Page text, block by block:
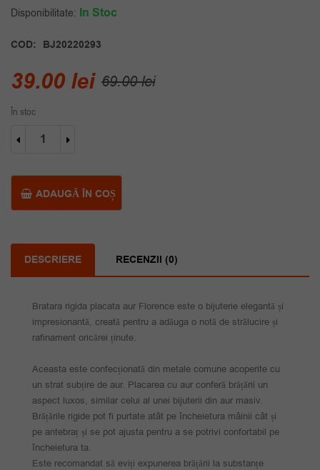
Disponibilitate: In Stoc
COD: BJ20220293
69.00leiPrețul
39.00 lei
Prețul
În stoc
Cantitate
Bratara
Florence
ADAUGĂ ÎN COȘ
DESCRIERE RECENZII (0)
Bratara rigida placata aur Florence este o bijuterie elegantă și
impresionantă, creată pentru a adăuga o notă de strălucire și
rafinament oricărei ținute.
Aceasta este confecționată din metale comune acoperite cu
un strat subțire de aur. Placarea cu aur conferă brățării un
aspect luxos, similar celui al unei bijuterii din aur masiv.
Brățările rigide pot fi purtate atât pe încheietura mâinii cât și
pe antebraț și se pot ajusta pentru a se potrivi confortabil pe
încheietura ta.
Este recomandat să eviți expunerea brățării la substanțe